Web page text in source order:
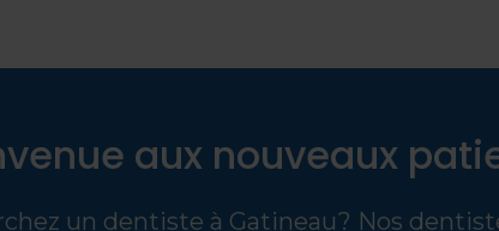
aux nouveaux
un dentiste à Gatineau? Nos